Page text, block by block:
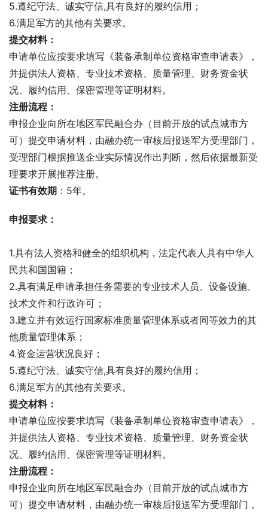
5.遵纪守法、诚实守信,具有良好的履约信用；
6.满足军方的其他有关要求。
提交材料：
申请单位应按要求填写《装备承制单位资格审查申请表》，
并提供法人资格、专业技术资格、质量管理、财务资金状
况、履约信用、保密管理等证明材料。
注册流程：
申报企业向所在地区军民融合办（目前开放的试点城市方
可）提交申请材料，由融办统一审核后报送军方受理部门，
受理部门根据推送企业实际情况作出判断，然后依据最新受
理要求开展推荐注册。
证书有效期 ：5年。
申报要求：
1.具有法人资格和健全的组织机构，法定代表人具有中华人
民共和国国籍；
2.具有满足申请承担任务需要的专业技术人员、设备设施、
技术文件和行政许可；
3.建立并有效运行国家标准质量管理体系或者同等效力的其
他质量管理体系；
4.资金运营状况良好；
5.遵纪守法、诚实守信,具有良好的履约信用；
6.满足军方的其他有关要求。
提交材料：
申请单位应按要求填写《装备承制单位资格审查申请表》，
并提供法人资格、专业技术资格、质量管理、财务资金状
况、履约信用、保密管理等证明材料。
注册流程：
申报企业向所在地区军民融合办（目前开放的试点城市方
可）提交申请材料，由融办统一审核后报送军方受理部门，